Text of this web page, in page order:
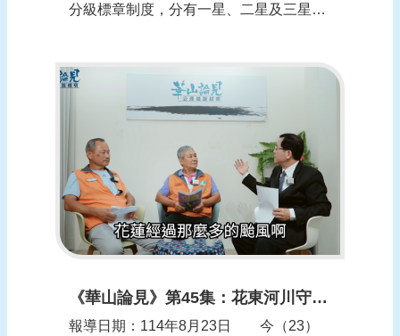
分級標章制度，分有一星、二星及三星，
區」標章合計249處，且持續增加中，將
可厚實因應各項災害衝擊的防災整備量
能，共同提升社區抗災韌性，落實全社會
災防韌性...
《華山論見》第45集：花東河川守護神 九河分署志工揭防汛心法
報導日期：114年8月23日 今（23）